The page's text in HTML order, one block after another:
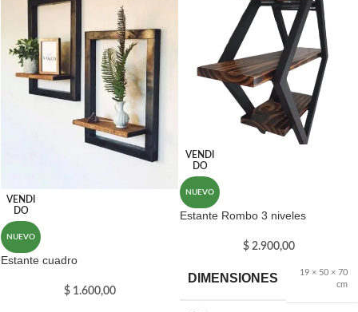
VENDI
DO
NUEVO
Estante cuadro
$1.600,00
VENDI
DO
NUEVO
Estante Rombo 3 niveles
$2.900,00
DIMENSIONES
19 × 50 × 70
cm